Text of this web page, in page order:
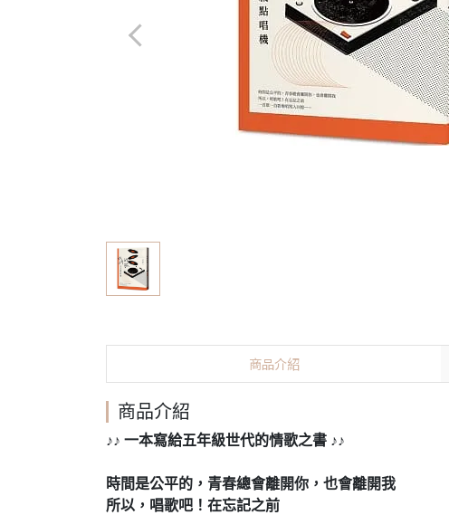
商品介紹
商品介紹
♪♪ 一本寫給五年級世代的情歌之書 ♪♪
時間是公平的，青春總會離開你，也會離開我
所以，唱歌吧！在忘記之前